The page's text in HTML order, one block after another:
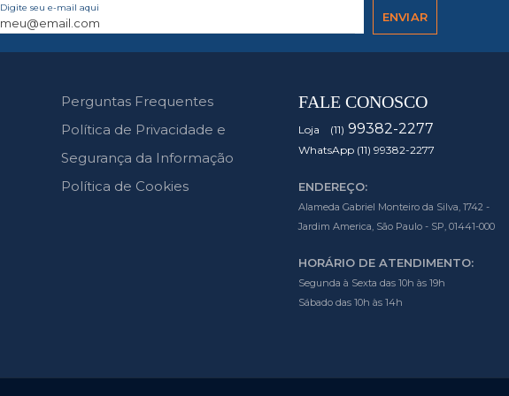
Digite seu e-mail aqui
Perguntas Frequentes
Política de Privacidade e
Segurança da Informação
Política de Cookies
FALE CONOSCO
Loja (11) 99382-2277
WhatsApp (11) 99382-2277
ENDEREÇO:
Alameda Gabriel Monteiro da Silva, 1742 -
Jardim America, São Paulo - SP, 01441-000
HORÁRIO DE ATENDIMENTO:
Segunda à Sexta das 10h às 19h
Sábado das 10h às 14h